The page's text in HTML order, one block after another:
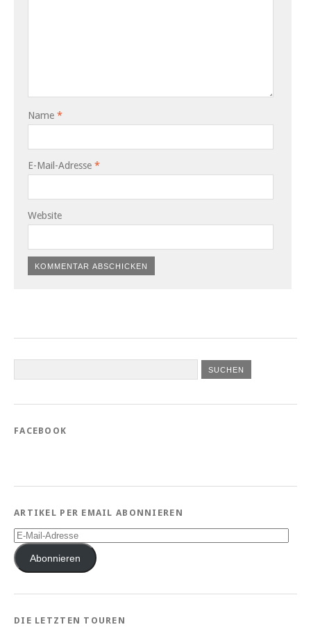
Name *
E-Mail-Adresse *
Website
FACEBOOK
ARTIKEL PER EMAIL ABONNIEREN
E-
Mail-
AdresseAbonnieren
DIE LETZTEN TOUREN